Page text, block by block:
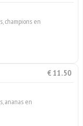
s, champions en
€ 11.50
s, ananas en